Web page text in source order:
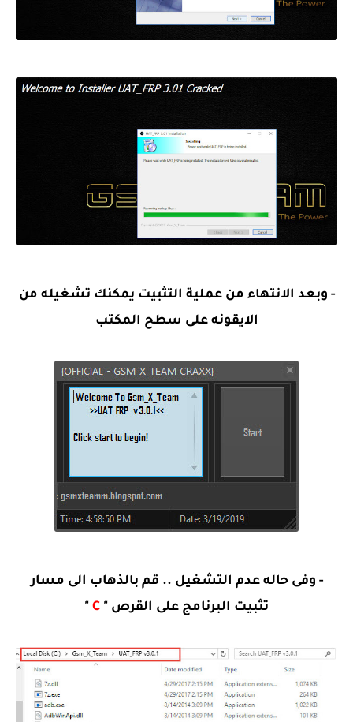
- وبعد الانتهاء من عملية التثبيت يمكنك تشغيله من
الايقونه على سطح المكتب
- وفى حاله عدم التشغيل .. قم بالذهاب الى مسار
تثبيت البرنامج على القرص " C
"